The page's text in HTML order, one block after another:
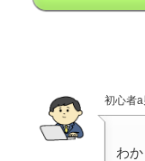
初心者a
わか